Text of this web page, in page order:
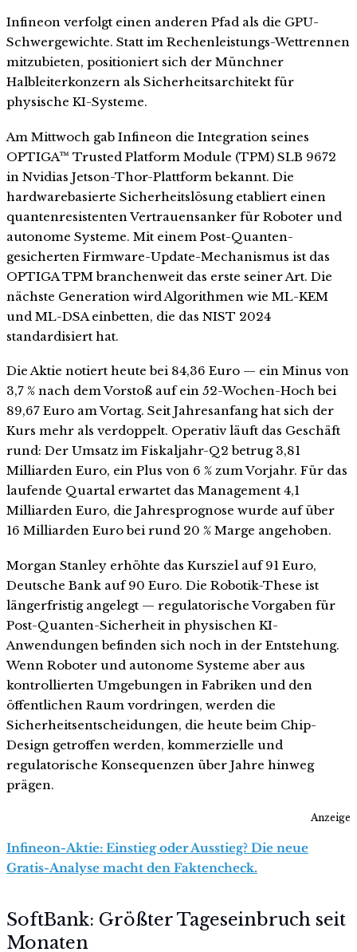
Infineon verfolgt einen anderen Pfad als die GPU-
Schwergewichte. Statt im Rechenleistungs-Wettrennen
mitzubieten, positioniert sich der Münchner
Halbleiterkonzern als Sicherheitsarchitekt für
physische KI-Systeme.
Am Mittwoch gab Infineon die Integration seines
OPTIGA™ Trusted Platform Module (TPM) SLB 9672
in Nvidias Jetson-Thor-Plattform bekannt. Die
hardwarebasierte Sicherheitslösung etabliert einen
quantenresistenten Vertrauensanker für Roboter und
autonome Systeme. Mit einem Post-Quanten-
gesicherten Firmware-Update-Mechanismus ist das
OPTIGA TPM branchenweit das erste seiner Art. Die
nächste Generation wird Algorithmen wie ML-KEM
und ML-DSA einbetten, die das NIST 2024
standardisiert hat.
Die Aktie notiert heute bei 84,36 Euro — ein Minus von
3,7 % nach dem Vorstoß auf ein 52-Wochen-Hoch bei
89,67 Euro am Vortag. Seit Jahresanfang hat sich der
Kurs mehr als verdoppelt. Operativ läuft das Geschäft
rund: Der Umsatz im Fiskaljahr-Q2 betrug 3,81
Milliarden Euro, ein Plus von 6 % zum Vorjahr. Für das
laufende Quartal erwartet das Management 4,1
Milliarden Euro, die Jahresprognose wurde auf über
16 Milliarden Euro bei rund 20 % Marge angehoben.
Morgan Stanley erhöhte das Kursziel auf 91 Euro,
Deutsche Bank auf 90 Euro. Die Robotik-These ist
längerfristig angelegt — regulatorische Vorgaben für
Post-Quanten-Sicherheit in physischen KI-
Anwendungen befinden sich noch in der Entstehung.
Wenn Roboter und autonome Systeme aber aus
kontrollierten Umgebungen in Fabriken und den
öffentlichen Raum vordringen, werden die
Sicherheitsentscheidungen, die heute beim Chip-
Design getroffen werden, kommerzielle und
regulatorische Konsequenzen über Jahre hinweg
prägen.
Anzeige
Infineon-Aktie: Einstieg oder Ausstieg? Die neue
Gratis-Analyse macht den Faktencheck.
SoftBank: Größter Tageseinbruch seit
Monaten